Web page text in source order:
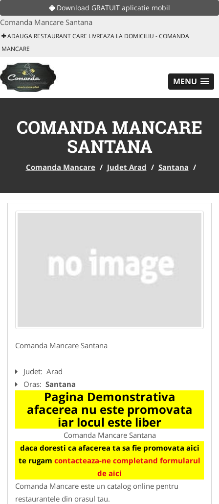
Download GRATUIT aplicatie mobil
Comanda Mancare Santana
ADAUGA RESTAURANT CARE LIVREAZA LA DOMICILIU - COMANDA
MANCARE
MENU
COMANDA MANCARE
SANTANA
Comanda Mancare / Judet Arad / Santana /
Comanda Mancare Santana
Judet: Arad
Oras: Santana
Pagina Demonstrativa
afacerea nu este promovata
iar locul este liber
Comanda Mancare Santana
daca doresti ca afacerea ta sa fie promovata aici
te rugam contacteaza-ne completand formularul
de aici
Comanda Mancare este un catalog online pentru
restaurantele din orasul tau.